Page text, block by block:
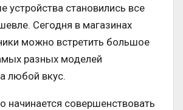
устройства становились все
Сегодня в магазинах
можно встретить большое
разных моделей
любой вкус.
начинается совершенствовать